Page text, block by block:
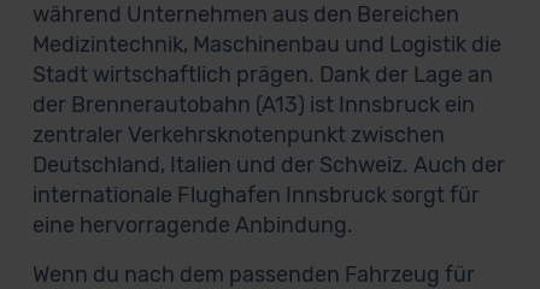
während Unternehmen aus den Bereichen
Medizintechnik, Maschinenbau und Logistik die
Stadt wirtschaftlich prägen. Dank der Lage an
der Brennerautobahn (A13) ist Innsbruck ein
zentraler Verkehrsknotenpunkt zwischen
Deutschland, Italien und der Schweiz. Auch der
internationale Flughafen Innsbruck sorgt für
eine hervorragende Anbindung.
Wenn du nach dem passenden Fahrzeug für